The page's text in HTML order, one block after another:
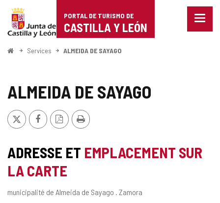
Portal
de
Turismo
Castilla
León
PORTAL DE TURISMO DE
CASTILLA Y LEÓN
Menu
<
Services ALMEIDA DE SAYAGO
ALMEIDA DE SAYAGO
X FacebookVersion
PDF
Imprimer
ADRESSE ET EMPLACEMENT SUR
LA CARTE
Adresse
municipalité de Almeida de Sayago . Zamora